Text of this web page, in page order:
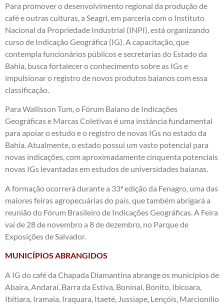
Para promover o desenvolvimento regional da produção de
café e outras culturas, a Seagri, em parceria com o Instituto
Nacional da Propriedade Industrial (INPI), está organizando
curso de Indicação Geográfica (IG). A capacitação, que
contempla funcionários públicos e secretarias do Estado da
Bahia, busca fortalecer o conhecimento sobre as IGs e
impulsionar o registro de novos produtos baianos com essa
classificação.
Para Wallisson Tum, o Fórum Baiano de Indicações
Geográficas e Marcas Coletivas é uma instância fundamental
para apoiar o estudo e o registro de novas IGs no estado da
Bahia. Atualmente, o estado possui um vasto potencial para
novas indicações, com aproximadamente cinquenta potenciais
novas IGs levantadas em estudos de universidades baianas.
A formação ocorrerá durante a 33ª edição da Fenagro, uma das
maiores feiras agropecuárias do país, que também abrigará a
reunião do Fórum Brasileiro de Indicações Geográficas. A Feira
vai de 28 de novembro a 8 de dezembro, no Parque de
Exposições de Salvador.
MUNICÍPIOS ABRANGIDOS
A IG do café da Chapada Diamantina abrange os municípios de
Abaíra, Andaraí, Barra da Estiva, Boninal, Bonito, Ibicoara,
Ibitiara, Iramaia, Iraquara, Itaeté, Jussiape, Lençóis, Marcionílio